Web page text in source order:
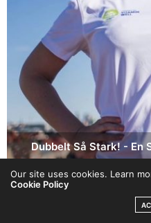
Dubbelt Så Stark! - En
Maria delar med sig av hur du
vägen mot att bli den bästa
Our site uses cookies. Learn
Cookie Policy